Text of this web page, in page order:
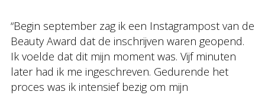
“Begin september zag ik een Instagrampost van de
Beauty Award dat de inschrijven waren geopend.
Ik voelde dat dit mijn moment was. Vijf minuten
later had ik me ingeschreven. Gedurende het
proces was ik intensief bezig om mijn